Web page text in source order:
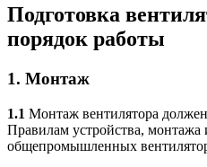
Подготовка
порядок работы
1. Монтаж
1.1 Монтаж вентилятора
Правилам устройства, монтажа
общепромышленных